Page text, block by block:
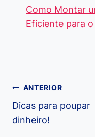
Como Montar
Eficiente para o
Navegação
de
Post
ANTERIOR
Dicas para poupar
dinheiro!